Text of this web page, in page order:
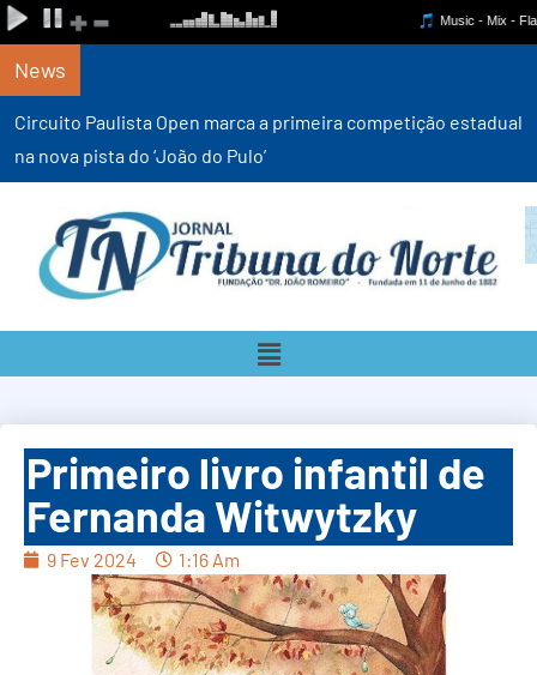
News
Circuito Paulista Open marca a primeira competição estadual
na nova pista do ‘João do Pulo’
Primeiro livro infantil de
Fernanda Witwytzky
9 Fev 2024 1:16 Am